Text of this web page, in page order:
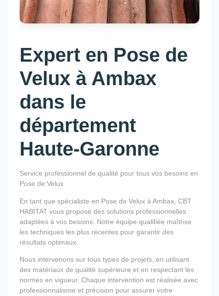
Expert en Pose de
Velux à Ambax
dans le
département
Haute-Garonne
Service professionnel de qualité pour tous vos besoins en
Pose de Velux
En tant que spécialiste en Pose de Velux à Ambax, CBT
HABITAT vous propose des solutions professionnelles
adaptées à vos besoins. Notre équipe qualifiée maîtrise
les techniques les plus récentes pour garantir des
résultats optimaux.
Nous intervenons sur tous types de projets, en utilisant
des matériaux de qualité supérieure et en respectant les
normes en vigueur. Chaque intervention est réalisée avec
professionnalisme et précision pour assurer votre